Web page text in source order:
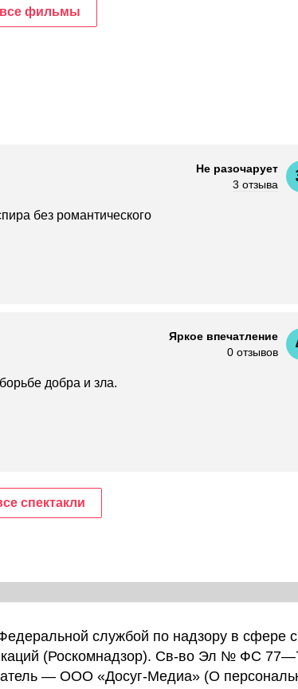
все фильмы
без романтического
Не разочарует
3 отзыва
добра и зла.
Яркое впечатление
0 отзывов
спектакли
службой по надзору в сфере
(Роскомнадзор). Св-во Эл № ФС
— ООО «Досуг-Медиа» (О